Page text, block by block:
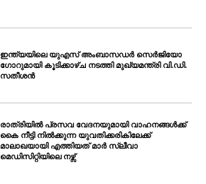
ഇന്ത്യയിലെ യുഎസ് അംബാസഡർ സെർജിയോ
ഗോറുമായി കൂടിക്കാഴ്ച നടത്തി മുഖ്യമന്ത്രി വി.ഡി.
സതീശൻ
രാത്രിയിൽ പ്രസവ വേദനയുമായി വാഹനങ്ങൾക്ക്
കൈ നീട്ടി നിൽക്കുന്ന യുവതിക്കരികിലേക്ക്
മാലാഖയായി എത്തിയത് മാർ സ്ലീവാ
മെഡിസിറ്റിയിലെ നഴ്സ്